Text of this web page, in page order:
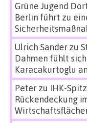
Grüne Jugend
Berlin führt zu
Ulrich Sanderzu
Dahmen fühlt
Karacakurtoglu
Peterzu IHK-
Rückendeckung